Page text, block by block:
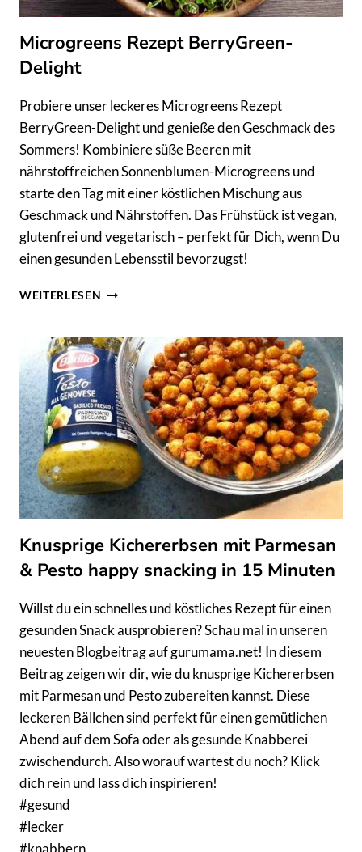
Microgreens Rezept BerryGreen-
Delight
Probiere unser leckeres Microgreens Rezept
BerryGreen-Delight und genieße den Geschmack des
Sommers! Kombiniere süße Beeren mit
nährstoffreichen Sonnenblumen-Microgreens und
starte den Tag mit einer köstlichen Mischung aus
Geschmack und Nährstoffen. Das Frühstück ist vegan,
glutenfrei und vegetarisch – perfekt für Dich, wenn Du
einen gesunden Lebensstil bevorzugst!
WEITERLESEN MICROGREENS
DELIGHT
Knusprige Kichererbsen mit Parmesan
& Pesto happy snacking in 15 Minuten
Willst du ein schnelles und köstliches Rezept für einen
gesunden Snack ausprobieren? Schau mal in unseren
neuesten Blogbeitrag auf gurumama.net! In diesem
Beitrag zeigen wir dir, wie du knusprige Kichererbsen
mit Parmesan und Pesto zubereiten kannst. Diese
leckeren Bällchen sind perfekt für einen gemütlichen
Abend auf dem Sofa oder als gesunde Knabberei
zwischendurch. Also worauf wartest du noch? Klick
dich rein und lass dich inspirieren!
#gesund
#lecker
#knabbern